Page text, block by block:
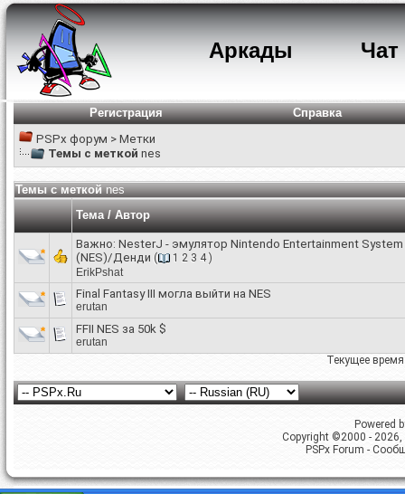
Аркады Чат
Регистрация
Справка
PSPx форум > Метки
Темы с меткой nes
Темы с меткойnes
Тема / Автор
Важно: NesterJ - эмулятор Nintendo Entertainment System
(NES)/Денди ( 1 2 3 4 )
ErikPshat
Final Fantasy III могла выйти на NES
erutan
FFII NES за 50k $
erutan
Текущее
Powered
Copyright ©2000 -
PSPx Forum -